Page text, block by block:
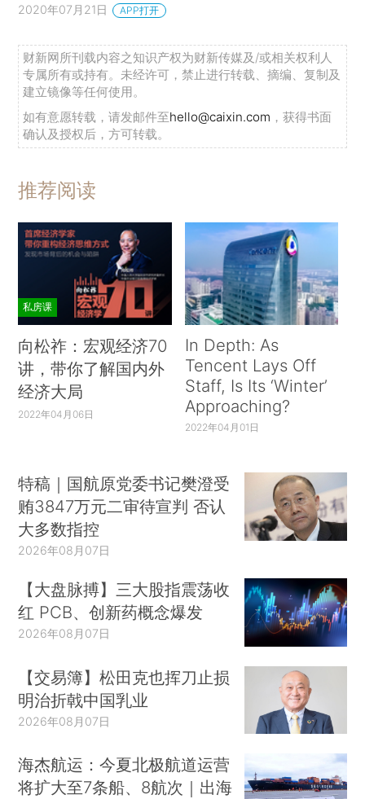
2020年07月21日 APP打开
财新网所刊载内容之知识产权为财新传媒及/或相关权利人
专属所有或持有。未经许可，禁止进行转载、摘编、复制及
建立镜像等任何使用。
如有意愿转载，请发邮件至hello@caixin.com ，获得书面
确认及授权后，方可转载。
推荐阅读
私房课
向松祚：宏观经济70
讲，带你了解国内外
经济大局
2022年04月06日
In Depth: As
Tencent Lays Off
Staff, Is Its ‘Winter’
Approaching?
2022年04月01日
特稿｜国航原党委书记樊澄受
贿3847万元二审待宣判 否认
大多数指控
2026年08月07日
【大盘脉搏】三大股指震荡收
红 PCB、创新药概念爆发
2026年08月07日
【交易簿】松田克也挥刀止损
明治折戟中国乳业
2026年08月07日
海杰航运：今夏北极航道运营
将扩大至7条船、8航次｜出海